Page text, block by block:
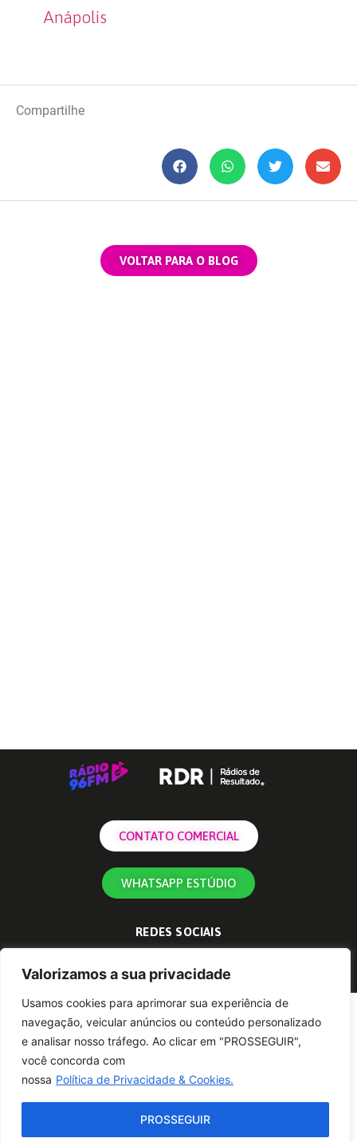
Valorizamos a sua privacidade
Usamos cookies para aprimorar sua experiência de
navegação, veicular anúncios ou conteúdo personalizado
e analisar nosso tráfego. Ao clicar em "PROSSEGUIR",
você concorda com
nossa Política de Privacidade & Cookies.
PROSSEGUIR
Anápolis
Compartilhe
VOLTAR PARA O BLOG
CONTATO COMERCIAL
WHATSAPP ESTÚDIO
REDES SOCIAIS